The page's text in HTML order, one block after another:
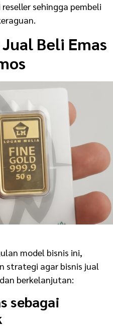
sehingga pembeli
Beli Emas
model bisnis ini,
strategi agar bisnis jual
berkelanjutan:
sebagai